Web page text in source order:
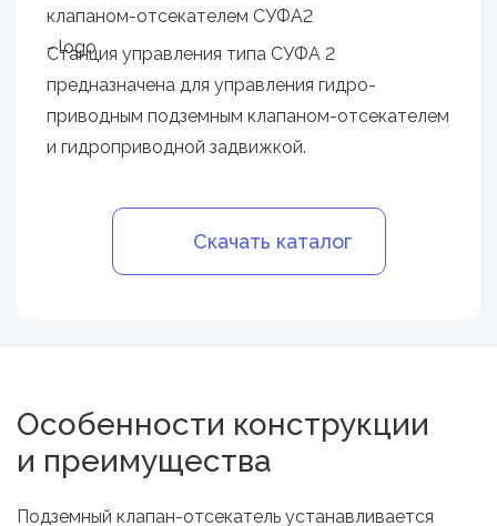
Станция управления типа СУФА 2
предназначена для управления гидро-
приводным подземным клапаном-отсекателем
и гидроприводной задвижкой.
Скачать каталог
Особенности конструкции
и преимущества
Подземный клапан-отсекатель устанавливается